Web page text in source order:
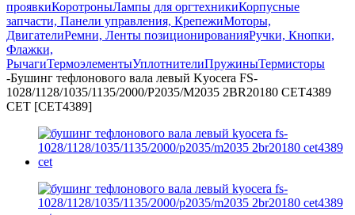
проявкиКоротроныЛампы для оргтехникиКорпусные
запчасти, Панели управления, КрепежиМоторы,
ДвигателиРемни, Ленты позиционированияРучки, Кнопки,
Флажки,
РычагиТермоэлементыУплотнителиПружиныТермисторы
-Бушинг тефлонового вала левый Kyocera FS-
1028/1128/1035/1135/2000/P2035/M2035 2BR20180 CET4389
CET [CET4389]